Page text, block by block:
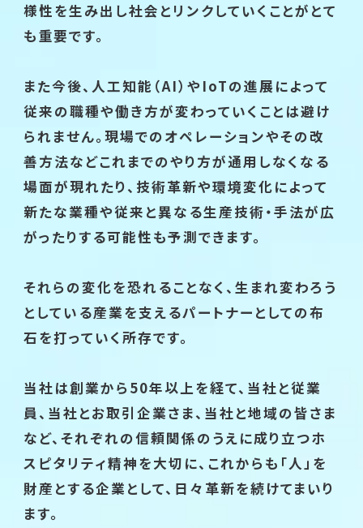
様性を生み出し社会とリンクしていくことがとて
も重要です。
また今後、人工知能（AI）やIoTの進展によって
従来の職種や働き方が変わっていくことは避け
られません。現場でのオペレーションやその改
善方法などこれまでのやり方が通用しなくなる
場面が現れたり、技術革新や環境変化によって
新たな業種や従来と異なる生産技術・手法が広
がったりする可能性も予測できます。
それらの変化を恐れることなく、生まれ変わろう
としている産業を支えるパートナーとしての布
石を打っていく所存です。
当社は創業から50年以上を経て、当社と従業
員、当社とお取引企業さま、当社と地域の皆さま
など、それぞれの信頼関係のうえに成り立つホ
スピタリティ精神を大切に、これからも「人」を
財産とする企業として、日々革新を続けてまいり
ます。